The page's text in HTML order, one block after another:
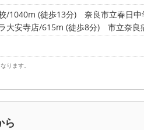
/1040m (徒歩13分) 奈良市立春日
大安寺店/615m (徒歩8分)
市立奈良
ります。
ら